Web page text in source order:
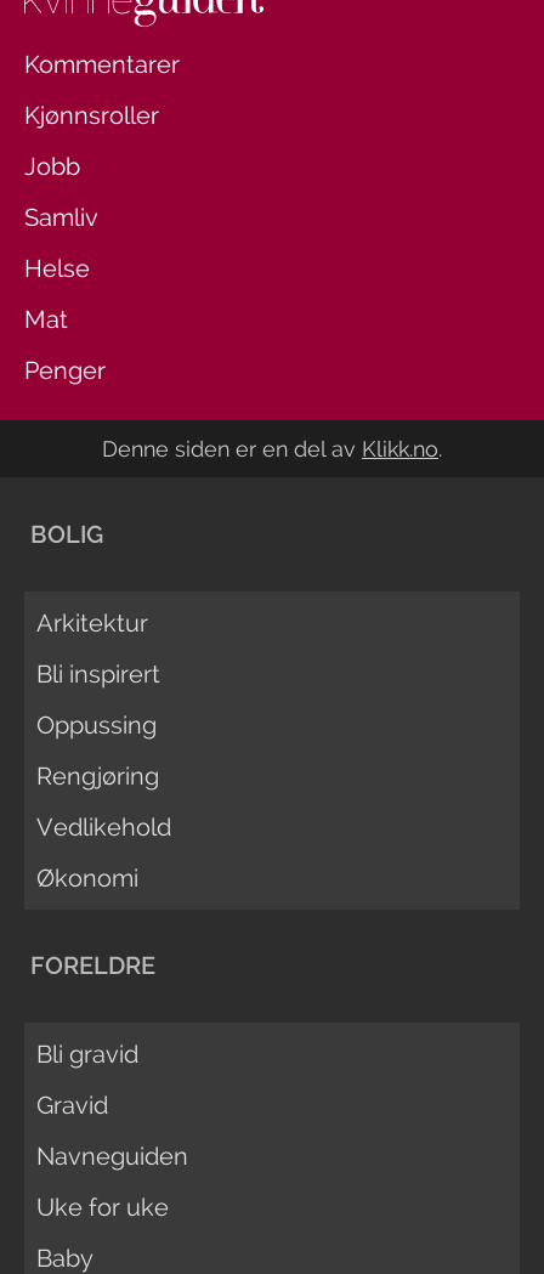
Kommentarer
Kjønnsroller
Jobb
Samliv
Helse
Mat
Penger
Denne siden er en del av Klikk.no.
BOLIG
Arkitektur
Bli inspirert
Oppussing
Rengjøring
Vedlikehold
Økonomi
FORELDRE
Bli gravid
Gravid
Navneguiden
Uke for uke
Baby